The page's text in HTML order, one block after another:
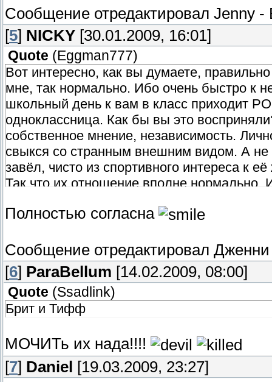
Сообщение отредактировал Jenny -
[5] NICKY [30.01.2009, 16:01]
Quote (Eggman777)
Вот интересно, как вы думаете,
мне, так нормально. Ибо очень быстро к
школьный день к вам в класс приходит
одноклассница. Как бы вы это
собственное мнение, независимость.
свыкся со странным внешним видом. А не
завёл, чисто из спортивного интереса к
Так что их отношение вполне
Полностью согласна
Сообщение отредактировал Дженни
[6] ParaBellum [14.02.2009, 08:00]
Quote (Ssadlink)
Брит и Тифф
МОЧИТь их нада!!!!
[7] Daniel
[19.03.2009, 23:27]